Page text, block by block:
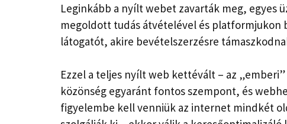
Leginkább a nyílt webet zavarták meg, egyes
megoldott tudás átvételével és platformjukon
látogatót, akire bevételszerzésre
Ezzel a teljes nyílt web kettévált – az
közönség egyaránt fontos szempont, és
figyelembe kell venniük az internet mindkét